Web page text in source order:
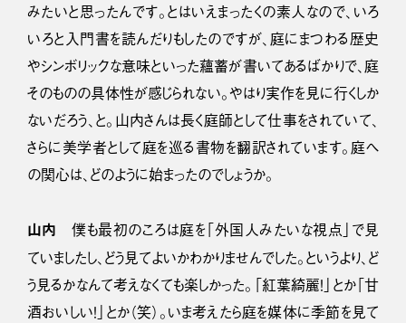
みたいと思ったんです。とはいえまったくの素人なので、いろ
いろと入門書を読んだりもしたのですが、庭にまつわる歴史
やシンボリックな意味といった蘊蓄が書いてあるばかりで、庭
そのものの具体性が感じられない。やはり実作を見に行くしか
ないだろう、と。山内さんは長く庭師として仕事をされていて、
さらに美学者として庭を巡る書物を翻訳されています。庭へ
の関心は、どのように始まったのでしょうか。
山内 僕も最初のころは庭を「外国人みたいな視点」で見
ていましたし、どう見てよいかわかりませんでした。というより、ど
う見るかなんて考えなくても楽しかった。「紅葉綺麗！」とか「甘
酒おいしい！」とか（笑）。いま考えたら庭を媒体に季節を見て